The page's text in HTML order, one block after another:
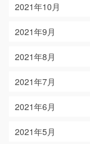
2021年10月
2021年9月
2021年8月
2021年7月
2021年6月
2021年5月